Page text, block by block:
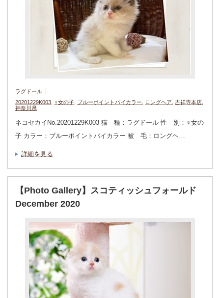
ラグドール
20201229K003
♀女の子 ブルーポイントバイカラー ロングヘア 吉祥寺本店
神奈川県
ネコセカイNo.20201229K003 猫 種：ラグドール 性 別：♀女の
子 カラー：ブルーポイントバイカラー 被 毛：ロングヘ…
詳細を見る
【Photo Gallery】スコティッシュフォールド
December 2020